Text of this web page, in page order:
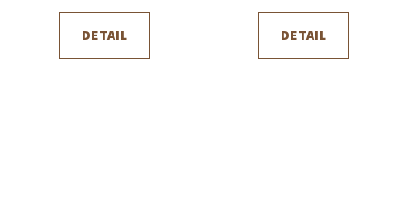
DETAIL DETAIL